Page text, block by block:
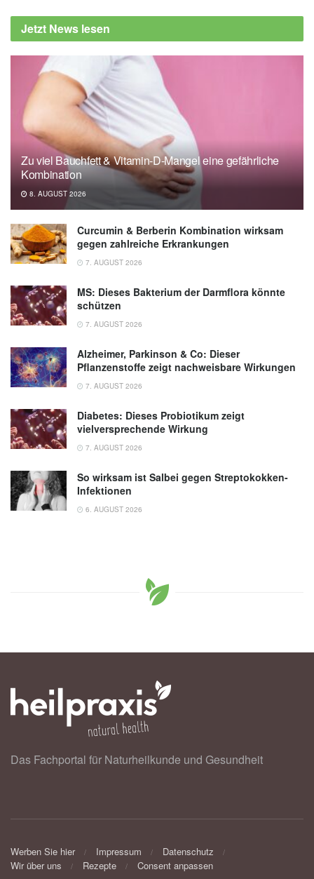
Jetzt News lesen
Zu viel Bauchfett & Vitamin-D-Mangel eine gefährliche
Kombination
8. AUGUST 2026
Curcumin & Berberin Kombination wirksam
gegen zahlreiche Erkrankungen
7. AUGUST 2026
MS: Dieses Bakterium der Darmflora könnte
schützen
7. AUGUST 2026
Alzheimer, Parkinson & Co: Dieser
Pflanzenstoffe zeigt nachweisbare Wirkungen
7. AUGUST 2026
Diabetes: Dieses Probiotikum zeigt
vielversprechende Wirkung
7. AUGUST 2026
So wirksam ist Salbei gegen Streptokokken-
Infektionen
6. AUGUST 2026
Das Fachportal für Naturheilkunde und Gesundheit
Werben Sie hier Impressum
Datenschutz
Wir über uns
Rezepte Consent anpassen